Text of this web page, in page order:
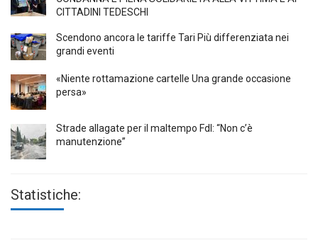
CITTADINI TEDESCHI
Scendono ancora le tariffe Tari Più differenziata nei
grandi eventi
«Niente rottamazione cartelle Una grande occasione
persa»
Strade allagate per il maltempo FdI: “Non c’è
manutenzione”
Statistiche: